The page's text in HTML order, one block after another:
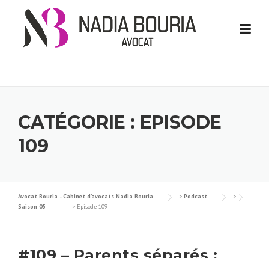
content
CATÉGORIE : EPISODE
109
Avocat Bouria - Cabinet d’avocats Nadia Bouria > Podcast
>
Saison 05
> Episode 109